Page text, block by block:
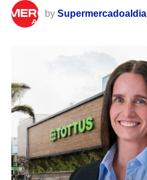
by Supermercadoaldia